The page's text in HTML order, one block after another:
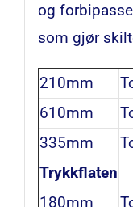
og
som gjør
210mm
610mm
335mm
Trykkflaten
180mm